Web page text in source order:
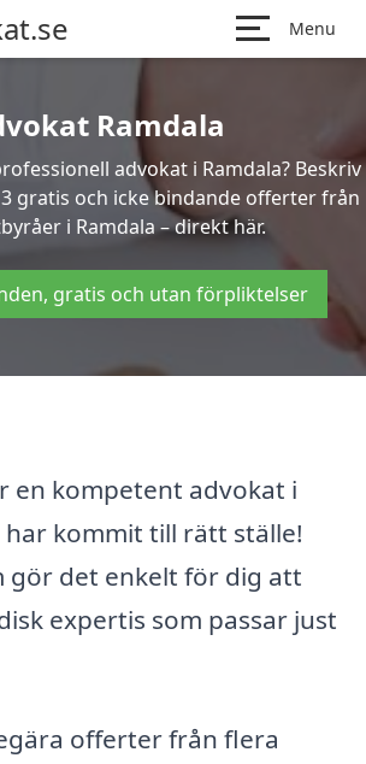
Menu
Ramdala
advokat i Ramdala? Beskriv
gratis och icke bindande offerter från
i Ramdala – direkt här.
gratis och utan förpliktelser
en kompetent advokat i
har kommit till rätt ställe!
gör det enkelt för dig att
expertis som passar just
offerter från flera